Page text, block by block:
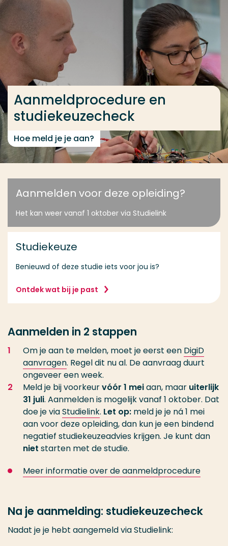
Ga direct naar de content
... > Aanmeldprocedure en studiekeuzecheck
Aanmeldprocedure en
studiekeuzecheck
Hoe meld je je aan?
Aanmelden voor deze opleiding?
Het kan weer vanaf 1 oktober via Studielink
Studiekeuze
Benieuwd of deze studie iets voor jou is?
Ontdek wat bij je past
Aanmelden in 2 stappen
Om je aan te melden, moet je eerst een DigiD
aanvragen. Regel dit nu al. De aanvraag duurt
ongeveer een week.
Meld je bij voorkeurvóór 1 meiaan, maar uiterlijk
31 juli. Aanmelden is mogelijk vanaf 1 oktober. Dat
doe je viaStudielink. Let op: meld je je ná 1 mei
aan voor deze opleiding, dan kun je een bindend
negatief studiekeuzeadvies krijgen. Je kunt dan
niet starten met de studie.
Meer informatie over de aanmeldprocedure
Na je aanmelding: studiekeuzecheck
Nadat je je hebt aangemeld via Studielink:
Veel gezocht
Opleiding
Contact